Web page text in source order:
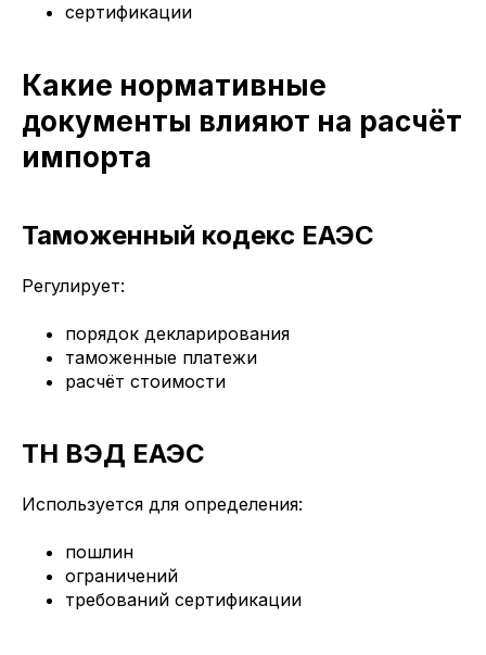
сертификации
Какие нормативные
документы влияют на расчёт
импорта
Таможенный кодекс ЕАЭС
Регулирует:
порядок декларирования
таможенные платежи
расчёт стоимости
ТН ВЭД ЕАЭС
Используется для определения:
пошлин
ограничений
требований сертификации